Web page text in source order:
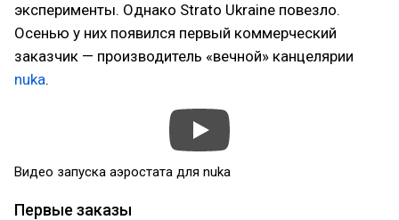
эксперименты. Однако Strato Ukraine повезло.
Осенью у них появился первый коммерческий
заказчик — производитель «вечной» канцелярии
nuka.
Видео запуска аэростата для nuka
Первые заказы